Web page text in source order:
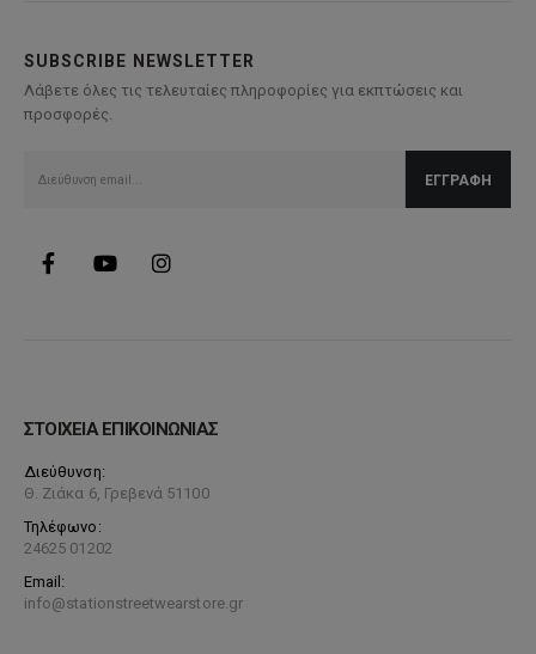
SUBSCRIBE NEWSLETTER
Λάβετε όλες τις τελευταίες πληροφορίες για εκπτώσεις και
προσφορές.
ΣΤΟΙΧΕΙΑ ΕΠΙΚΟΙΝΩΝΙΑΣ
Διεύθυνση:
Θ. Ζιάκα 6, Γρεβενά 51100
Τηλέφωνο:
24625 01202
Email:
info@stationstreetwearstore.gr